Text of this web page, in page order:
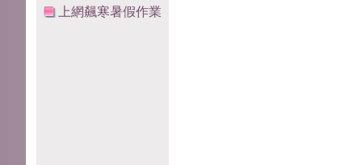
上網飆寒暑假作業